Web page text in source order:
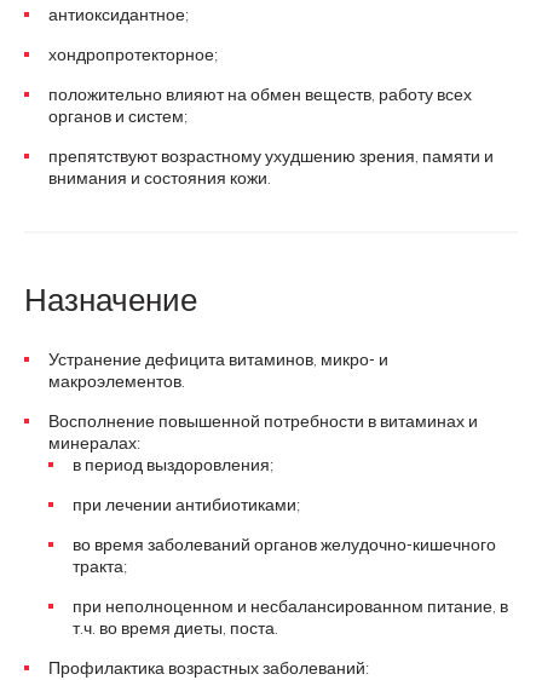
антиоксидантное;
хондропротекторное;
положительно влияют на обмен веществ, работу всех
органов и систем;
препятствуют возрастному ухудшению зрения, памяти и
внимания и состояния кожи.
Назначение
Устранение дефицита витаминов, микро- и
макроэлементов.
Восполнение повышенной потребности в витаминах и
минералах:
в период выздоровления;
при лечении антибиотиками;
во время заболеваний органов желудочно-кишечного
тракта;
при неполноценном и несбалансированном питание, в
т.ч. во время диеты, поста.
Профилактика возрастных заболеваний: